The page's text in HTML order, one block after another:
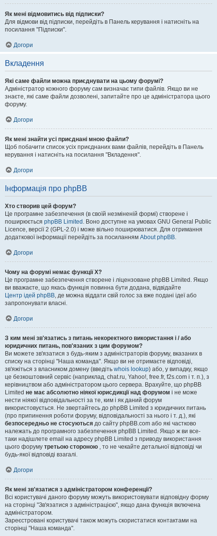
Як мені відмовитись від підписки?
Для відмови від підписки, перейдіть в Панель керування і натисніть на
посилання "Підписки".
Догори
Вкладення
Які саме файли можна приєднувати на цьому форумі?
Адміністратор кожного форуму сам визначає типи файлів. Якщо ви не
знаєте, які саме файли дозволені, запитайте про це адміністратора цього
форуму.
Догори
Як мені знайти усі приєднані мною файли?
Щоб побачити список усіх приєднаних вами файлів, перейдіть в Панель
керування і натисніть на посилання "Вкладення".
Догори
Інформація про phpBB
Хто створив цей форум?
Це програмне забезпечення (в своїй незміненій формі) створене і
поширюється phpBB Limited . Воно доступне на умовах GNU General Public
Licence, версії 2 (GPL-2.0) і може вільно поширюватися. Для отримання
додаткової інформації перейдіть за посиланням About phpBB.
Догори
Чому на форумі немає функції X?
Це програмне забезпечення створене і ліцензоване phpBB Limited. Якщо
ви вважаєте, що якась функція повинна бути додана, відвідайте
Центр ідей phpBB, де можна віддати свій голос за вже подані ідеї або
запропонувати власні.
Догори
З ким мені зв'язатись з питань некоректного використання і / або
юридичних питань, пов'язаних з цим форумом?
Ви можете зв'язатися з будь-яким з адміністраторів форуму, вказаних в
списку на сторінці "Наша команда". Якщо ви не отримаєте відповіді,
зв'яжіться з власником домену (введіть whois lookup) або, у випадку, якщо
це безкоштовний сервіс (наприклад, chat.ru, Yahoo!, free.fr, f2s.com і т. п.), з
керівництвом або адміністратором цього сервера. Врахуйте, що phpBB
Limited не має абсолютно ніякої юрисдикції над форумом і не може
нести ніякої відповідальності за те, ким і як даний форум
використовується. Не звертайтесь до phpBB Limited з юридичних питань
(про припинення роботи форуму, відповідальності за нього і т. д.), які
безпосередньо не стосуються до сайту phpBB.com або які частково
належать до програмного забезпечення phpBB Limited. Якщо ж ви все-
таки надішлете email на адресу phpBB Limited з приводу використання
цього форуму третьою стороною , то не чекайте детальної відповіді чи
будь-якої відповіді взагалі.
Догори
Як мені зв'язатися з адміністратором конференції?
Всі користувачі даного форуму можуть використовувати відповідну форму
на сторінці "Зв'язатися з адміністрацією", якщо дана функція включена
адміністратором.
Зареєстровані користувачі також можуть скористатися контактами на
сторінці "Наша команда".